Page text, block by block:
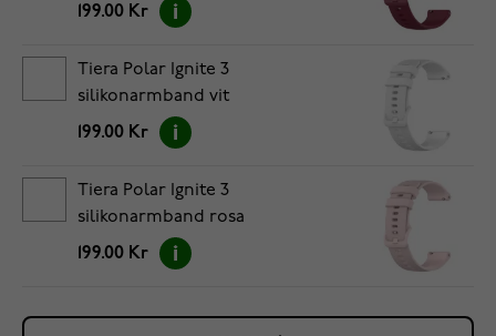
199.00 Kr
Tiera Polar Ignite 3
silikonarmband vit
199.00 Kr
Tiera Polar Ignite 3
silikonarmband rosa
199.00 Kr